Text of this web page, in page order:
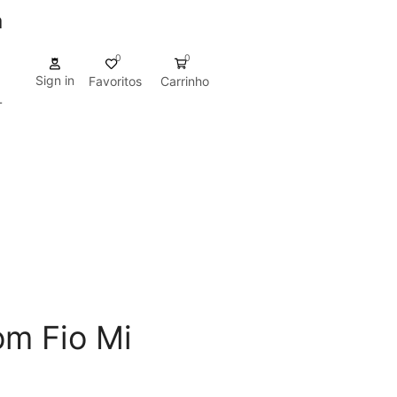
Sign in
0
Favoritos
0
Carrinho
Fio Mi